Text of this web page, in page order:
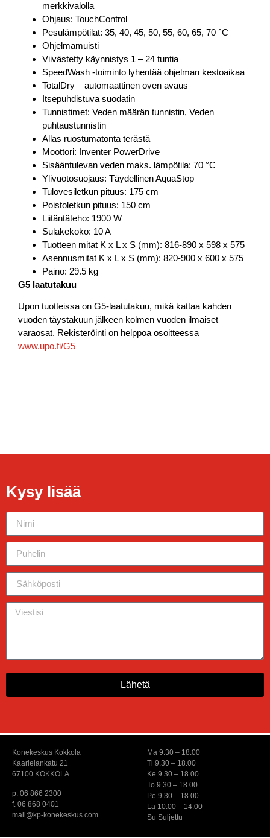
merkkivalolla
Ohjaus: TouchControl
Pesulämpötilat: 35, 40, 45, 50, 55, 60, 65, 70 °C
Ohjelmamuisti
Viivästetty käynnistys 1 – 24 tuntia
SpeedWash -toiminto lyhentää ohjelman kestoaikaa
TotalDry – automaattinen oven avaus
Itsepuhdistuva suodatin
Tunnistimet: Veden määrän tunnistin, Veden
puhtaustunnistin
Allas ruostumatonta terästä
Moottori: Inventer PowerDrive
Sisääntulevan veden maks. lämpötila: 70 °C
Ylivuotosuojaus: Täydellinen AquaStop
Tulovesiletkun pituus: 175 cm
Poistoletkun pituus: 150 cm
Liitäntäteho: 1900 W
Sulakekoko: 10 A
Tuotteen mitat K x L x S (mm): 816-890 x 598 x 575
Asennusmitat K x L x S (mm): 820-900 x 600 x 575
Paino: 29.5 kg
G5 laatutakuu
Upon tuotteissa on G5-laatutakuu, mikä kattaa kahden
vuoden täystakuun jälkeen kolmen vuoden ilmaiset
varaosat. Rekisteröinti on helppoa osoitteessa
www.upo.fi/G5
Kysy lisää
Lähetä
Konekeskus Kokkola
Kaarlelankatu 21
67100 KOKKOLA
p. 06 866 2300
f. 06 868 0401
mail@kp-konekeskus.com
Ma 9.30 – 18.00
Ti 9.30 – 18.00
Ke 9.30 – 18.00
To 9.30 – 18.00
Pe 9.30 – 18.00
La 10.00 – 14.00
Su Suljettu